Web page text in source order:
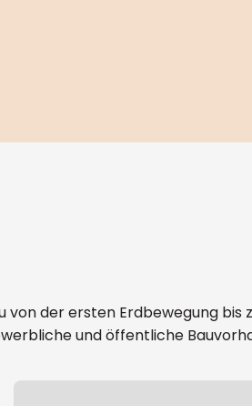
von der ersten Erdbewegung bis
und öffentliche